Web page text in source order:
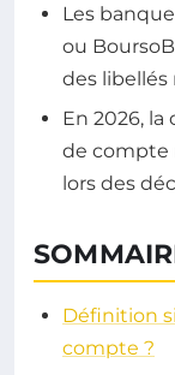
Les
ou
des libellés
En 2026,
de compte
lors des
Définition
compte ?